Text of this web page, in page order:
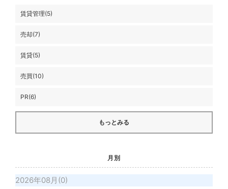
賃貸管理(5)
売却(7)
賃貸(5)
売買(10)
PR(6)
もっとみる
月別
2026年08月(0)